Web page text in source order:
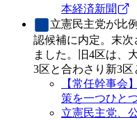
本経済新聞
立憲民主党が比
認候補に内定。末次
ました。旧4区は、
3区と合わさり新3区
【常任幹事
策を一つひと
立憲民主党、